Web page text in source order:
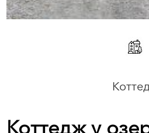
Коттедж у